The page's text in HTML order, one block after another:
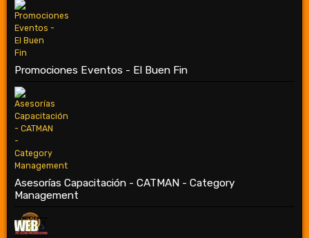
Promociones Eventos - El Buen Fin
Asesorías Capacitación - CATMAN - Category
Management